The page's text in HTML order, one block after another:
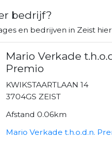
bedrijf?
en bedrijven in Zeist
Mario Verkade
Premio
KWIKSTAARTLAAN 14
3704GS ZEIST
Afstand 0.06km
Mario Verkade t.h.o.d.n.